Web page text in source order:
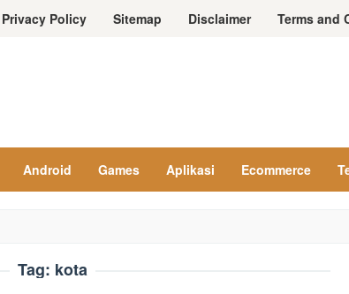
Privacy Policy Sitemap Disclaimer Terms and
Android Games Aplikasi Ecommerce
Tag: kota